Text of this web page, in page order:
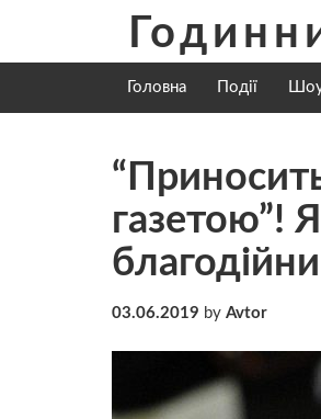
content
Головна Події
газетою”!
03.06.2019 by Avtor